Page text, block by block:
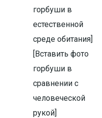
горбуши в
естественной
среде обитания]
[Вставить фото
горбуши в
сравнении с
человеческой
рукой]